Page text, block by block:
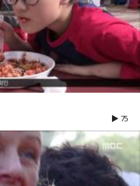
75